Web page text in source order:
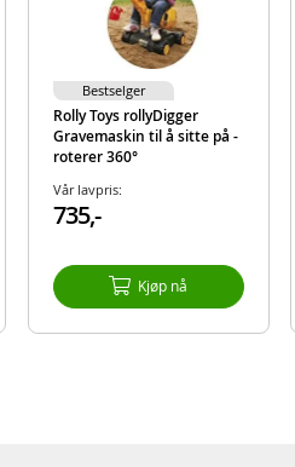
og bør brukes under oppsyn av en voksen.
513215
690478513210
RollyToys
Rolly Toys rollyDigger
Gravemaskin til å sitte på -
roterer 360°
Vår lavpris:
735,-
Kjøp nå
Bestselger